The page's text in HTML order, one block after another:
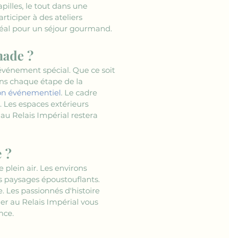
le tout dans une
à des ateliers
pour un séjour gourmand.
?
spécial. Que ce soit
chaque étape de la
événementiel. Le cadre
espaces extérieurs
Relais Impérial restera
?
plein air. Les environs
époustouflants.
Les passionnés d'histoire
au Relais Impérial vous